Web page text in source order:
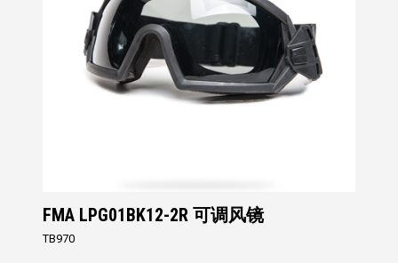
FMA LPG01BK12-2R 可调风镜
TB970